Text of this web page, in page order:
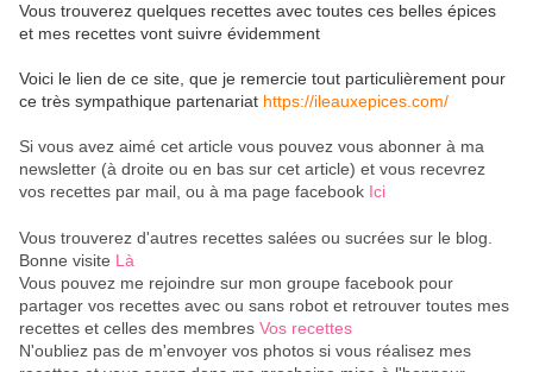
Vous trouverez quelques recettes avec toutes ces belles épices
et mes recettes vont suivre évidemment
Voici le lien de ce site, que je remercie tout particulièrement pour
ce très sympathique partenariat https://ileauxepices.com/
Si vous avez aimé cet article vous pouvez vous abonner à ma
newsletter (à droite ou en bas sur cet article) et vous recevrez
vos recettes par mail, ou à ma page facebook Ici
Vous trouverez d'autres recettes salées ou sucrées sur le blog.
Bonne visite Là
Vous pouvez me rejoindre sur mon groupe facebook pour
partager vos recettes avec ou sans robot et retrouver toutes mes
recettes et celles des membres Vos recettes
N'oubliez pas de m'envoyer vos photos si vous réalisez mes